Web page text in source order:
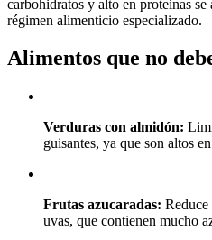
carbohidratos y alto en proteínas se
régimen alimenticio especializado.
Alimentos que no
Verduras con almidón:
guisantes, ya que son altos
Frutas azucaradas: Reduce
uvas, que contienen mucho